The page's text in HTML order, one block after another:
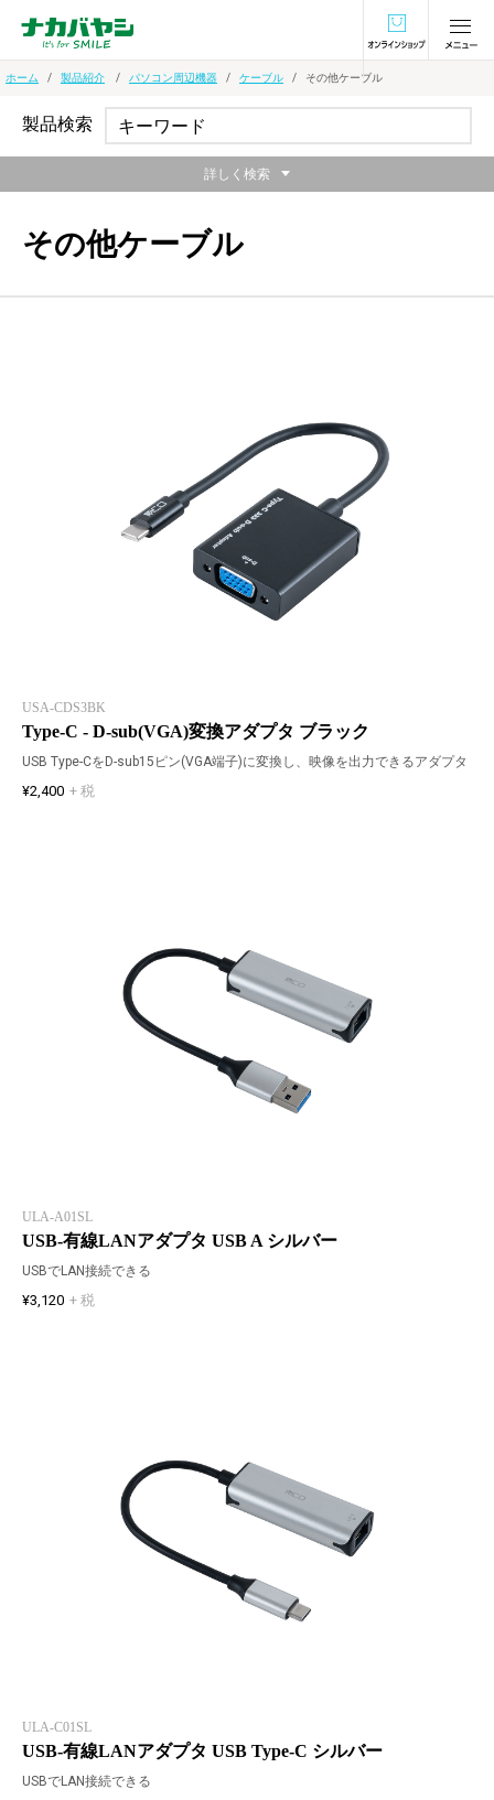
オンラインショ
ホーム 製品紹介 パソコン周辺機器 ケーブル その他ケーブル
その他ケーブル
USA-CDS3BK
Type-C - D-sub(VGA)変換アダプタ ブラック
USB Type-CをD-sub15ピン(VGA端子)に変換し、映像を出力できるアダプタ
¥2,400 + 税
ULA-A01SL
USB-有線LANアダプタ USB A シルバー
USBでLAN接続できる
¥3,120 + 税
ULA-C01SL
USB-有線LANアダプタ USB Type-C シルバー
USBでLAN接続できる
製品検索
詳しく検索